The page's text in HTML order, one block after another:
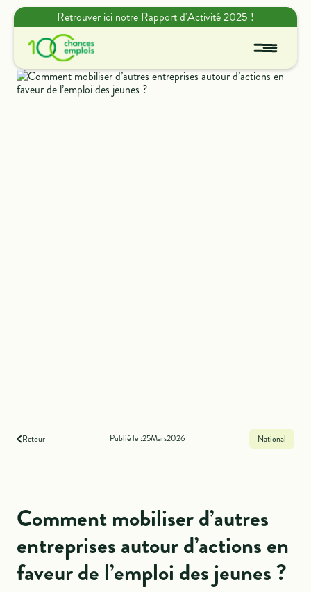
Retrouver ici notre Rapport d'Activité 2025 !
Retour Publié le :25Mars2026 National
Comment mobiliser d’autres
entreprises autour d’actions en
faveur de l’emploi des jeunes ?